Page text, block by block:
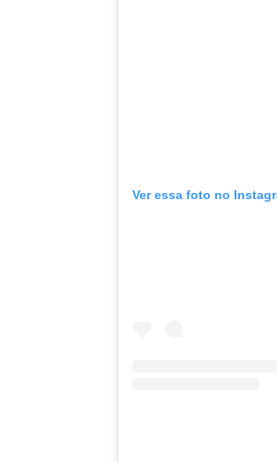
Ver essa foto no